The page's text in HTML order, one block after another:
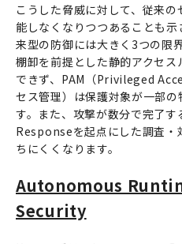
こうした脅威に対して、従来
能しなくなりつつあることも
来型の防御には大きく3つの限
棚卸を前提とした静的アクセ
できず、PAM（Privileged
セス管理）は保護対象が一部
す。また、攻撃が数分で完了
Responseを起点にした調査・
ちにくくなります。
Autonomous
Security